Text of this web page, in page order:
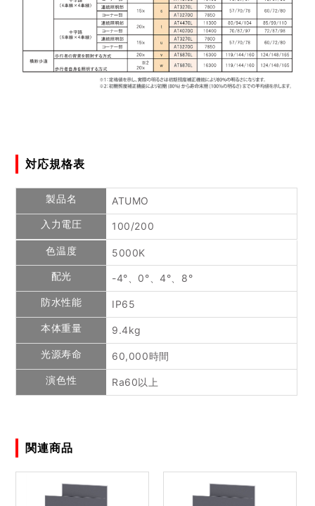
対応規格表
製品名
ATUMO
入力電圧
100/200
色温度
5000K
配光
-4°、0°、4°、8°
防水性能
IP65
本体重量
9.4kg
光源寿命
60,000時間
演色性
Ra60以上
関連商品